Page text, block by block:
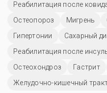
Реабилитация после
Остеопороз
Мигрень
Гипертонии
Сахарный
Реабилитация после
Остеохондроз
Гастрит
Желудочно-кишечный